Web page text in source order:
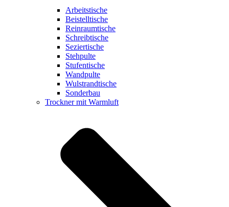
Arbeitstische
Beistelltische
Reinraumtische
Schreibtische
Seziertische
Stehpulte
Stufentische
Wandpulte
Wulstrandtische
Sonderbau
Trockner mit Warmluft